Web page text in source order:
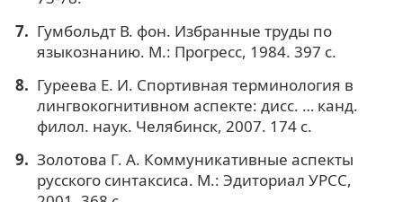
Гумбольдт В. фон. Избранные труды по
языкознанию. М.: Прогресс, 1984. 397 с.
Гуреева Е. И. Спортивная терминология в
лингвокогнитивном аспекте: дисс. … канд.
филол. наук. Челябинск, 2007. 174 с.
Золотова Г. А. Коммуникативные аспекты
русского синтаксиса. М.: Эдиториал УРСС,